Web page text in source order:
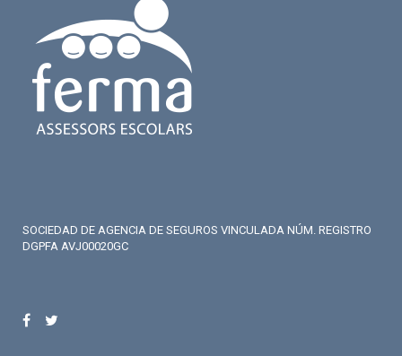
SOCIEDAD DE AGENCIA DE SEGUROS VINCULADA NÚM. REGISTRO
DGPFA AVJ00020GC